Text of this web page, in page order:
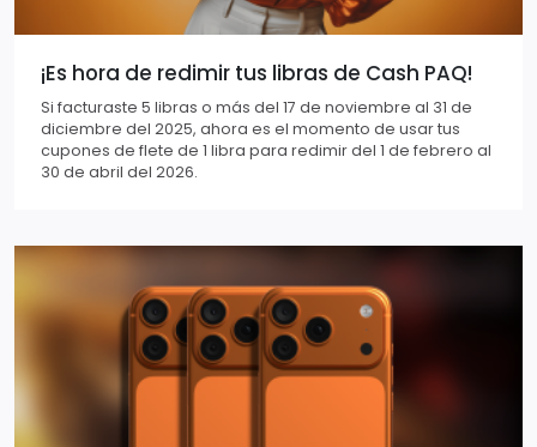
¡Es hora de redimir tus libras de Cash PAQ!
Si facturaste 5 libras o más del 17 de noviembre al 31 de
diciembre del 2025, ahora es el momento de usar tus
cupones de flete de 1 libra para redimir del 1 de febrero al
30 de abril del 2026.